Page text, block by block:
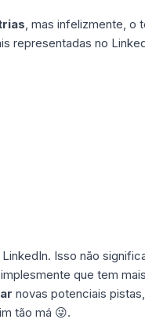
, mas infelizmente, o
representadas no
Isso não
que tem
novas potenciais
tão má 😜.